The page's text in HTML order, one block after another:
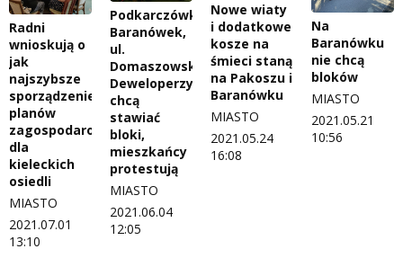
Radni
wnioskują o
jak
najszybsze
sporządzenie
planów
zagospodarowania
dla
kieleckich
osiedli
MIASTO
2021.07.01
13:10
Podkarczówka,
Baranówek,
ul.
Domaszowska…
Deweloperzy
chcą
stawiać
bloki,
mieszkańcy
protestują
MIASTO
2021.06.04
12:05
Nowe wiaty
i dodatkowe
kosze na
śmieci staną
na Pakoszu i
Baranówku
MIASTO
2021.05.24
16:08
Na
Baranówku
nie chcą
bloków
MIASTO
2021.05.21
10:56